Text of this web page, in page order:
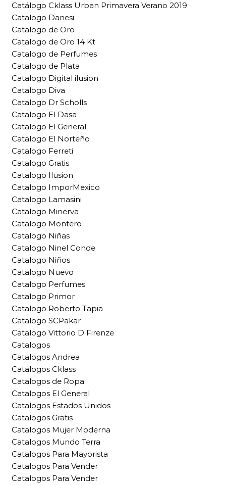
Catálogo Cklass Urban Primavera Verano 2019
Catalogo Danesi
Catalogo de Oro
Catalogo de Oro 14 Kt
Catalogo de Perfumes
Catalogo de Plata
Catalogo Digital ilusion
Catalogo Diva
Catalogo Dr Scholls
Catalogo El Dasa
Catalogo El General
Catalogo El Norteño
Catalogo Ferreti
Catalogo Gratis
Catalogo Ilusion
Catalogo ImporMexico
Catalogo Lamasini
Catalogo Minerva
Catalogo Montero
Catalogo Niñas
Catalogo Ninel Conde
Catalogo Niños
Catalogo Nuevo
Catalogo Perfumes
Catalogo Primor
Catalogo Roberto Tapia
Catalogo SCPakar
Catalogo Vittorio D Firenze
Catalogos
Catalogos Andrea
Catalogos Cklass
Catalogos de Ropa
Catalogos El General
Catalogos Estados Unidos
Catalogos Gratis
Catalogos Mujer Moderna
Catalogos Mundo Terra
Catalogos Para Mayorista
Catalogos Para Vender
Catalogos Para Vender